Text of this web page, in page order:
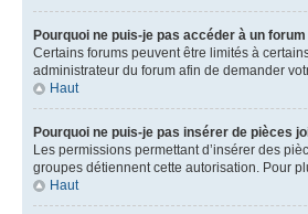
Pourquoi ne puis-je pas accéder à un forum
Certains forums peuvent être limités à
administrateur du forum afin de demander
Haut
Pourquoi ne puis-je pas insérer de pièces
Les permissions permettant d’insérer des
groupes détiennent cette autorisation. Pour
Haut